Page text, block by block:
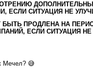
ЕСЛИ СИТУАЦИЯ НЕ
ПРОДЛЕНА НА
ЕСЛИ СИТУАЦИЯ
Мечел? 😅